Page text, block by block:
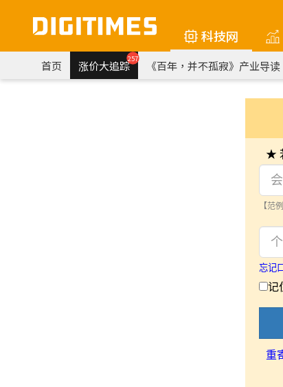
科技网
首页 涨价大追踪257 《百年，并不孤寂》产业导读
★
【范
忘记
记
重